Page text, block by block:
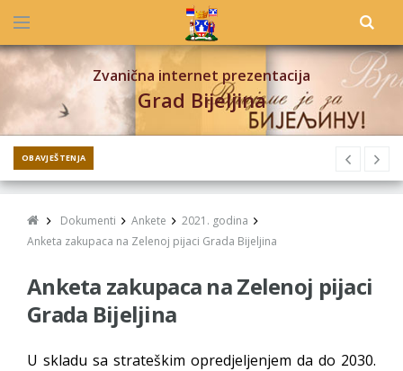
Zvanična internet prezentacija
Grad Bijeljina
OBAVJEŠTENJA
Dokumenti Ankete
2021. godina
Anketa zakupaca na Zelenoj pijaci Grada Bijeljina
Anketa zakupaca na Zelenoj pijaci
Grada Bijeljina
U skladu sa strateškim opredjeljenjem da do 2030.